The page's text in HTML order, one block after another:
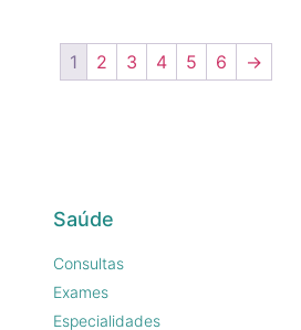
1 2 3 4 5 6 →
Saúde
Consultas
Exames
Especialidades